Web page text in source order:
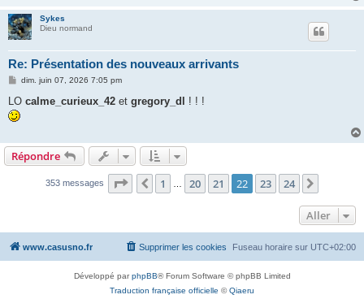
Sykes
Dieu normand
Re: Présentation des nouveaux arrivants
M
s
a
dim. juin 07, 2026 7:05 pm
LO calme_curieux_42 et gregory_dl ! ! !
Répondre
353 messages Page 22 sur 24
Précédent
1 20 21 22 23 24
Aller
www.casusno.fr Fuseau horaire sur UTC+02:00
Supprimer les cookies
Développé parphpBB® Forum Software © phpBB Limited
Traduction française officielle ©Qiaeru